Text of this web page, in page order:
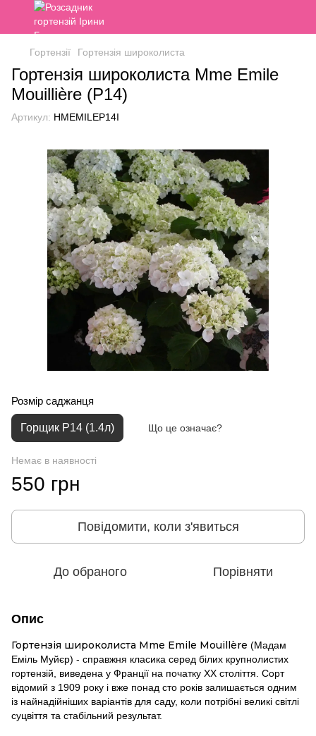
Гортензії Гортензія широколиста
Гортензія широколиста Mme Emile
Mouillière (P14)
Артикул: HMEMILEP14I
Розмір саджанця
Горщик P14 (1.4л) Що це означає?
Немає в наявності
550 грн
Повідомити, коли з'явиться
До обраного Порівняти
Опис
Гортензія широколиста Mme Emile Mouillère (Мадам
Еміль Муйєр) - справжня класика серед білих крупнолистих
гортензій, виведена у Франції на початку ХХ століття. Сорт
відомий з 1909 року і вже понад сто років залишається одним
із найнадійніших варіантів для саду, коли потрібні великі світлі
суцвіття та стабільний результат.